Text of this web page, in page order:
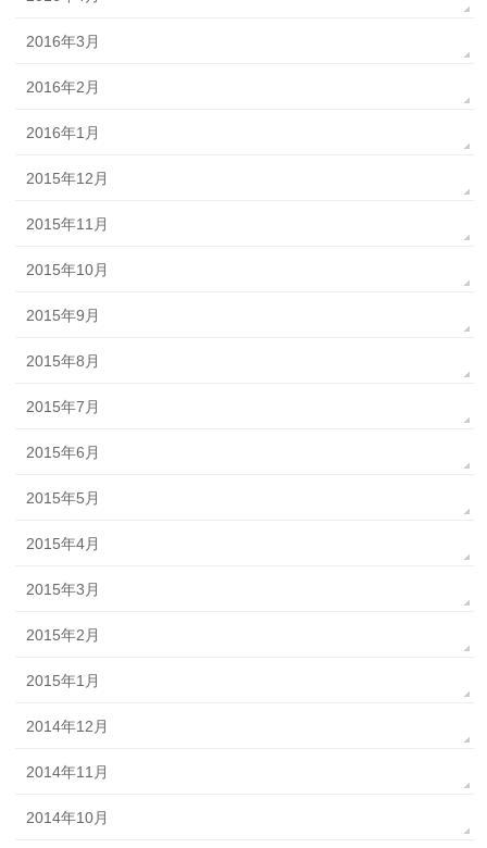
2016年3月
2016年2月
2016年1月
2015年12月
2015年11月
2015年10月
2015年9月
2015年8月
2015年7月
2015年6月
2015年5月
2015年4月
2015年3月
2015年2月
2015年1月
2014年12月
2014年11月
2014年10月